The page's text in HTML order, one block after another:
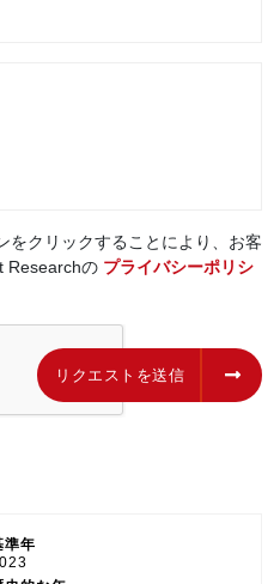
をクリックすることにより、お客
Researchの プライバシーポリシ
リクエストを送信
準年